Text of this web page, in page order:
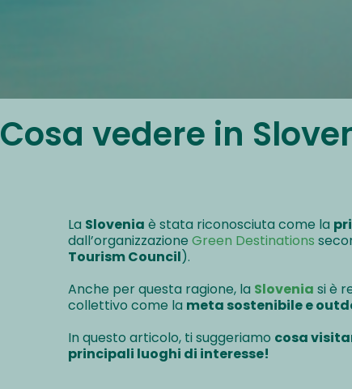
Cosa vedere in
La Slovenia è stata riconosciuta come la
dall’organizzazione Green Destinations
Tourism Council).
Anche per questa ragione, la Slovenia si è
collettivo come la meta sostenibile e
In questo articolo, ti suggeriamo cosa
principali luoghi di interesse!